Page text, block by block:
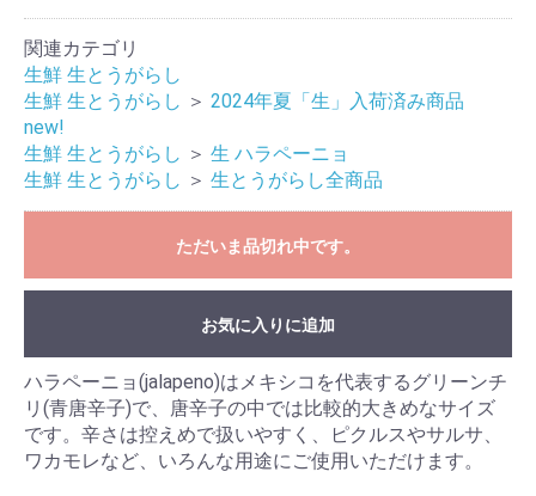
関連カテゴリ
生鮮 生とうがらし
生鮮 生とうがらし ＞ 2024年夏「生」入荷済み商品
new!
生鮮 生とうがらし ＞ 生 ハラペーニョ
生鮮 生とうがらし ＞ 生とうがらし全商品
ただいま品切れ中です。
お気に入りに追加
ハラペーニョ(jalapeno)はメキシコを代表するグリーンチ
リ(青唐辛子)で、唐辛子の中では比較的大きめなサイズ
です。辛さは控えめで扱いやすく、ピクルスやサルサ、
ワカモレなど、いろんな用途にご使用いただけます。